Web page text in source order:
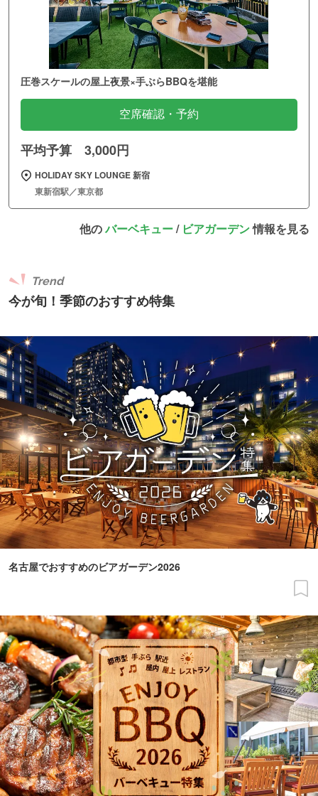
圧巻スケールの屋上夜景×手ぶらBBQを堪能
空席確認・予約
平均予算 3,000円
HOLIDAY SKY LOUNGE 新宿
東新宿駅／東京都
他のバーベキュー/ ビアガーデン情報を見る
今が旬！季節のおすすめ特集
Trend
名古屋でおすすめのビアガーデン2026